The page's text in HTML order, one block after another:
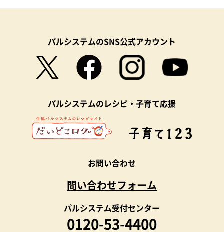
パルシステムのSNS公式アカウント
パルシステムのレシピ・子育て応援
お問い合わせ
問い合わせフォーム
パルシステム受付センター
0120-53-4400